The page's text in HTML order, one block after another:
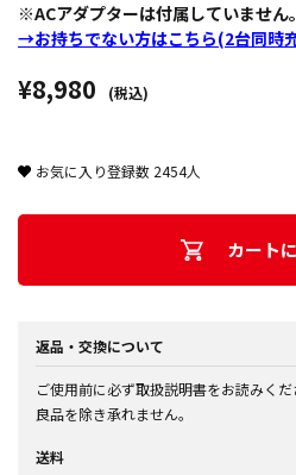
※ACアダプターは付属していません。
→お持ちでない方はこちら(2台同時
¥8,980 (税込)
お気に入り登録数 2454人
カート
返品・交換について
ご使用前に必ず取扱説明書をお読みく
良品を除き承れません。
送料